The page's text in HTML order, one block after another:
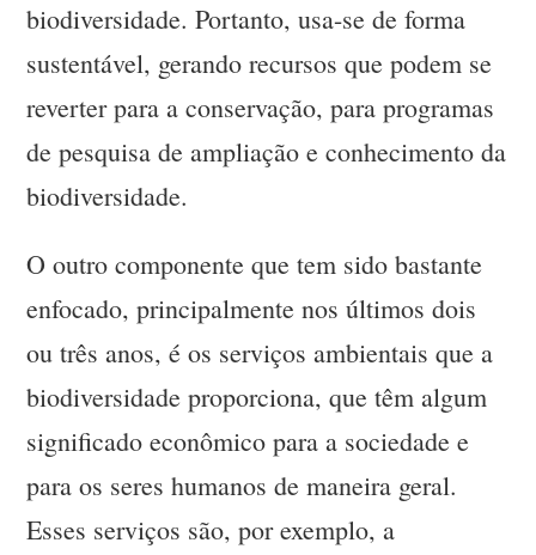
biodiversidade. Portanto, usa-se de forma
sustentável, gerando recursos que podem se
reverter para a conservação, para programas
de pesquisa de ampliação e conhecimento da
biodiversidade.
O outro componente que tem sido bastante
enfocado, principalmente nos últimos dois
ou três anos, é os serviços ambientais que a
biodiversidade proporciona, que têm algum
significado econômico para a sociedade e
para os seres humanos de maneira geral.
Esses serviços são, por exemplo, a